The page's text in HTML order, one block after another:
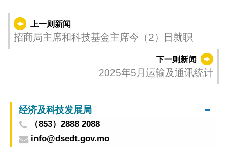
上一则新闻
招商局主席和科技基金主席今（2）日就职
下一则新闻
2025年5月运输及通讯统计
经济及科技发展局
（853）2888 2088
info@dsedt.gov.mo